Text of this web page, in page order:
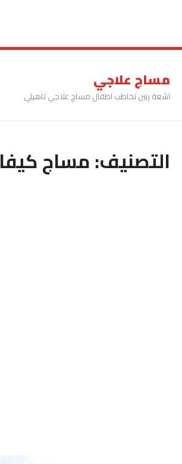
مساج علاجي
اشعة رنين تخاطب اطفال مساج علاجي تاهيلي
التصنيف:مساج كيفان